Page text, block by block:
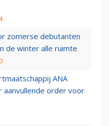
zomerse debutanten
de winter alle ruimte
ANA
aanvullende order voor